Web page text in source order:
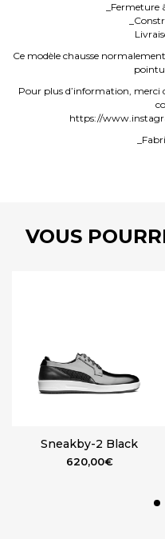
_Fermeture
Ce modèle chausse
Pour plus d’information, merci
https://
VOUS
Sneakby-2 Black
620,00€